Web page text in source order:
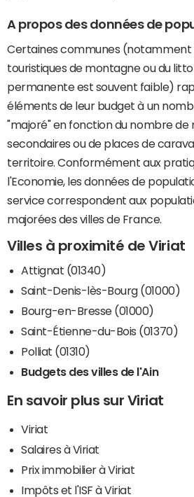
A propos des données de
Certaines communes (notamment
touristiques de montagne ou du
permanente est souvent faible)
éléments de leur budget à un
"majoré" en fonction du nombre de
secondaires ou de places de
territoire. Conformément aux
l'Economie, les données de
service correspondent aux
majorées des villes de France.
Villes à proximité de Viriat
Attignat (01340)
Saint-Denis-lès-Bourg (01000)
Bourg-en-Bresse (01000)
Saint-Étienne-du-Bois (01370)
Polliat (01310)
Budgets des villes de l'Ain
En savoir plus sur Viriat
Viriat
Salaires à Viriat
Prix immobilier à Viriat
Impôts et l'ISF à Viriat